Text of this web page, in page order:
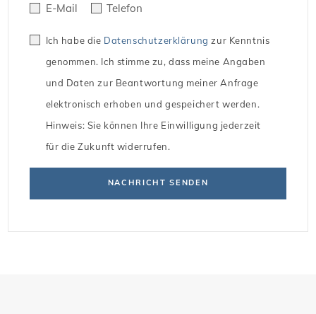
E-Mail
Telefon
Ich habe die Datenschutzerklärung zur Kenntnis
genommen. Ich stimme zu, dass meine Angaben
und Daten zur Beantwortung meiner Anfrage
elektronisch erhoben und gespeichert werden.
Hinweis: Sie können Ihre Einwilligung jederzeit
für die Zukunft widerrufen.